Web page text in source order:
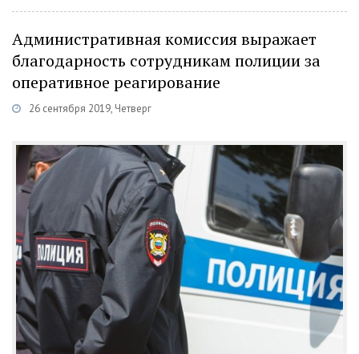
Административная комиссия выражает
благодарность сотрудникам полиции за
оперативное реагирование
26 сентября 2019, Четверг